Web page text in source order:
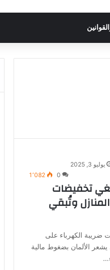
يوليو 3, 2025
0
1٬082
تخفيضات
وتُبقي
ضريبة الكهرباء على
يشعر الألمان بضغوط مالية